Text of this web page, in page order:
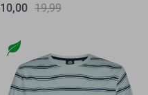
10,00 19,99